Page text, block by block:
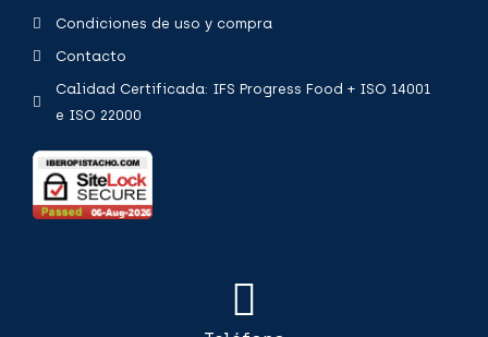
Condiciones de uso y compra
Contacto
Calidad Certificada: IFS Progress Food + ISO 14001
e ISO 22000